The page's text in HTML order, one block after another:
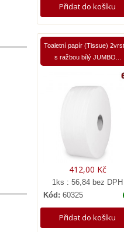
Přidat do košíku
Toaletní papír (Tissue)
s ražbou bílý JUMBO...
412,00 Kč
1ks : 56,84 bez DPH
Kód: 60325
Přidat do košíku